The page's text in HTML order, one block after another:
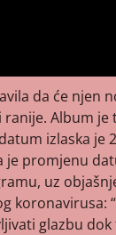
da će njen
ranije. Album je
izlaska je
je promjenu
uz
koronavirusa:
glazbu